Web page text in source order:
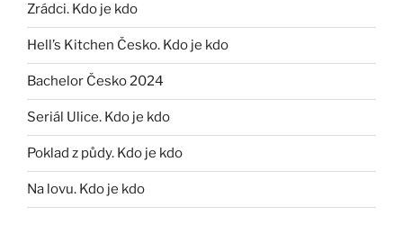
Zrádci. Kdo je kdo
Hell’s Kitchen Česko. Kdo je kdo
Bachelor Česko 2024
Seriál Ulice. Kdo je kdo
Poklad z půdy. Kdo je kdo
Na lovu. Kdo je kdo